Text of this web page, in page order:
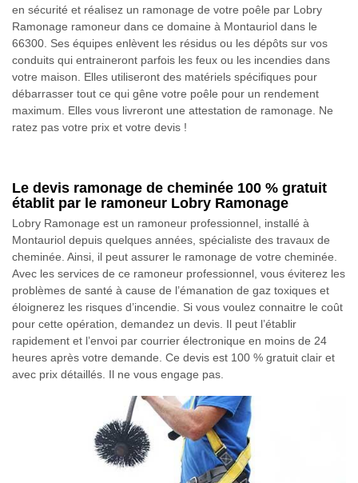
en sécurité et réalisez un ramonage de votre poêle par Lobry
Ramonage ramoneur dans ce domaine à Montauriol dans le
66300. Ses équipes enlèvent les résidus ou les dépôts sur vos
conduits qui entraineront parfois les feux ou les incendies dans
votre maison. Elles utiliseront des matériels spécifiques pour
débarrasser tout ce qui gêne votre poêle pour un rendement
maximum. Elles vous livreront une attestation de ramonage. Ne
ratez pas votre prix et votre devis !
Le devis ramonage de cheminée 100 % gratuit
établit par le ramoneur Lobry Ramonage
Lobry Ramonage est un ramoneur professionnel, installé à
Montauriol depuis quelques années, spécialiste des travaux de
cheminée. Ainsi, il peut assurer le ramonage de votre cheminée.
Avec les services de ce ramoneur professionnel, vous éviterez les
problèmes de santé à cause de l’émanation de gaz toxiques et
éloignerez les risques d’incendie. Si vous voulez connaitre le coût
pour cette opération, demandez un devis. Il peut l’établir
rapidement et l’envoi par courrier électronique en moins de 24
heures après votre demande. Ce devis est 100 % gratuit clair et
avec prix détaillés. Il ne vous engage pas.